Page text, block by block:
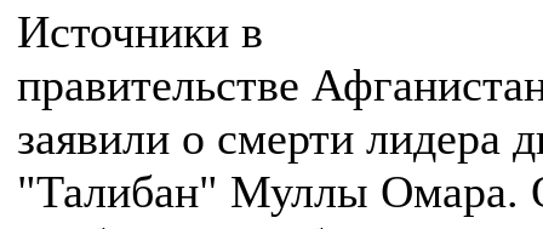
Источники в
правительстве
заявили о смерти лидера
"Талибан" Муллы Омара.